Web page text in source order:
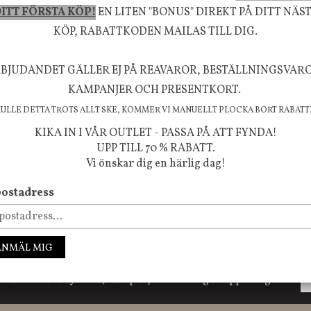
ökar trivsel i ditt hem och ger det lilla extra
välmående!
FÖLJ OSS PÅ INSTAGRAM @JBHOME
inte våra nyheter, kampanjer och roliga happenings!
FÖRSTA KÖP!EN LITEN "BONUS" DIREKT PÅ DITT
KÖP, RABATTKODEN MAILAS TILL DIG.
GÄLLER EJ PÅ REAVAROR,
KAMPANJER OCH PRESENTKORT.
DETTA TROTS ALLT SKE, KOMMER VI MANUELLT PLOCKA BORT
KIKA IN I VÅR OUTLET - PASSA PÅ ATT FYNDA!
UPP TILL 70 % RABATT.
Vi önskar dig en härlig dag!
MIG